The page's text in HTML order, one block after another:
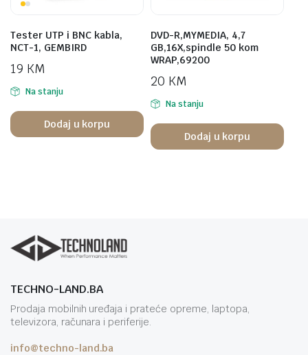
Tester UTP i BNC kabla,
NCT-1, GEMBIRD
19 KM
Na stanju
Dodaj u korpu
DVD-R,MYMEDIA, 4,7
GB,16X,spindle 50 kom
WRAP,69200
20 KM
Na stanju
Dodaj u korpu
TECHNO-LAND.BA
Prodaja mobilnih uređaja i prateće opreme, laptopa,
televizora, računara i periferije.
info@techno-land.ba